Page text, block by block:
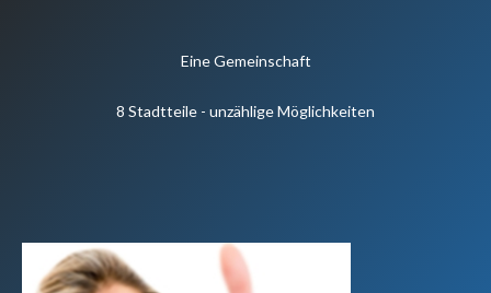
Eine Gemeinschaft
8 Stadtteile - unzählige Möglichkeiten